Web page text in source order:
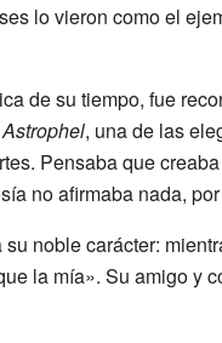
lo vieron como el
de su tiempo, fue
Astrophel, una de las
Pensaba que
no afirmaba nada,
noble carácter:
la mía». Su amigo y